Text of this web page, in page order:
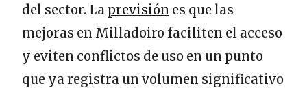
del sector. La previsión es que las
mejoras en Milladoiro faciliten el acceso
y eviten conflictos de uso en un punto
que ya registra un volumen significativo